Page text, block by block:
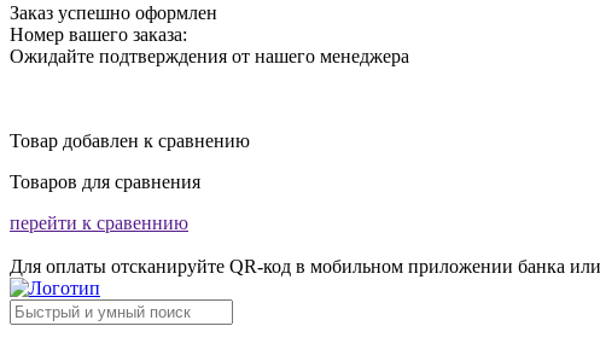
Заказ успешно оформлен
Номер вашего заказа:
Ожидайте подтверждения от нашего менеджера
Товар добавлен к сравнению
Товаров для сравнения
перейти к сравеннию
Для оплаты отсканируйте QR-код в мобильном приложении банка